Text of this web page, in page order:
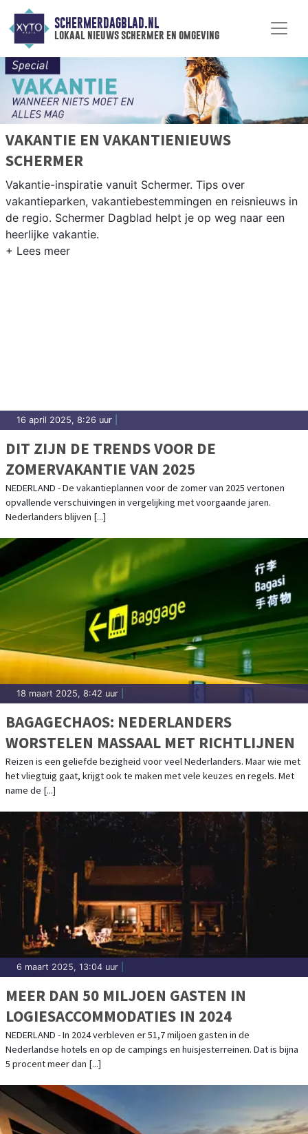
SCHERMERDAGBLAD.NL
lokaal nieuws schermer en omgeving
VAKANTIE EN VAKANTIENIEUWS
SCHERMER
Vakantie-inspiratie vanuit Schermer. Tips over
vakantieparken, vakantiebestemmingen en reisnieuws in
de regio. Schermer Dagblad helpt je op weg naar een
heerlijke vakantie.
16 april 2025, 8:26 uur
DIT ZIJN DE TRENDS VOOR DE
ZOMERVAKANTIE VAN 2025
NEDERLAND - De vakantieplannen voor de zomer van 2025 vertonen
opvallende verschuivingen in vergelijking met voorgaande jaren.
Nederlanders blijven [...]
18 maart 2025, 8:42 uur
BAGAGECHAOS: NEDERLANDERS
WORSTELEN MASSAAL MET RICHTLIJNEN
Reizen is een geliefde bezigheid voor veel Nederlanders. Maar wie met
het vliegtuig gaat, krijgt ook te maken met vele keuzes en regels. Met
name de [...]
6 maart 2025, 13:04 uur
MEER DAN 50 MILJOEN GASTEN IN
LOGIESACCOMMODATIES IN 2024
NEDERLAND - In 2024 verbleven er 51,7 miljoen gasten in de
Nederlandse hotels en op de campings en huisjesterreinen. Dat is bijna
5 procent meer dan [...]